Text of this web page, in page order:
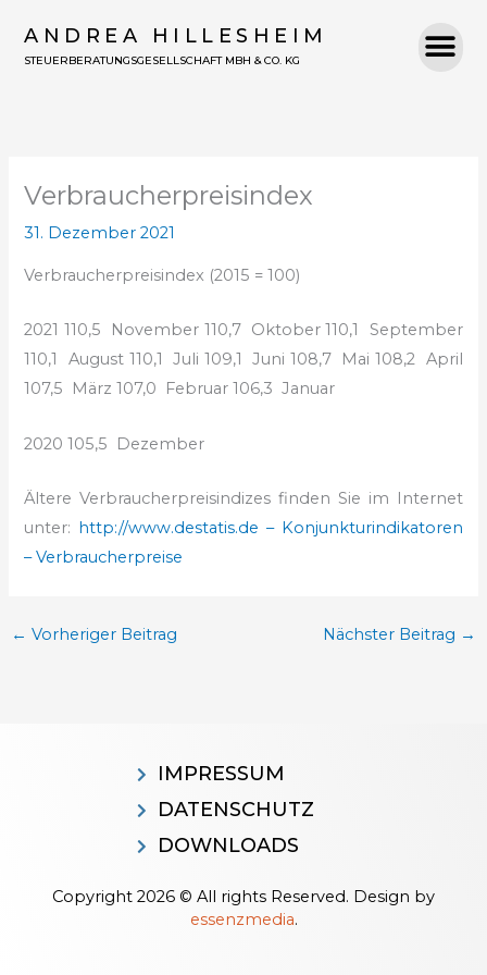
InhaltANDREA HILLESHEIM
STEUERBERATUNGSGESELLSCHAFT MBH & CO. KG
Verbraucherpreisindex
31. Dezember 2021
Verbraucherpreisindex (2015 = 100)
2021 110,5 November 110,7 Oktober110,1 September
110,1 August110,1 Juli 109,1 Juni 108,7 Mai 108,2 April
107,5 März 107,0 Februar 106,3 Januar
2020 105,5 Dezember
Ältere Verbraucherpreisindizes finden Sie im Internet
unter: http://www.destatis.de – Konjunkturindikatoren
– Verbraucherpreise
← Vorheriger Beitrag Nächster Beitrag →
IMPRESSUM
DATENSCHUTZ
DOWNLOADS
Copyright 2026 © All rights Reserved. Design by
essenzmedia.